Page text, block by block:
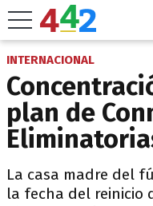
INTERNACIONAL
plan de
La casa madre del
la fecha del reinicio